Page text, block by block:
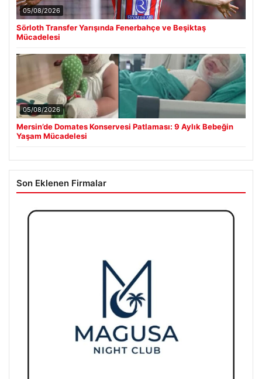
05/08/2026
Sörloth Transfer Yarışında Fenerbahçe ve Beşiktaş
Mücadelesi
05/08/2026
Mersin’de Domates Konservesi Patlaması: 9 Aylık Bebeğin
Yaşam Mücadelesi
Son Eklenen Firmalar